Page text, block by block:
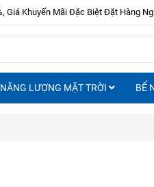
Giá Khuyến Mãi Đặc Biệt Đặt Hàng
LƯỢNG MẶT TRỜI BỂ